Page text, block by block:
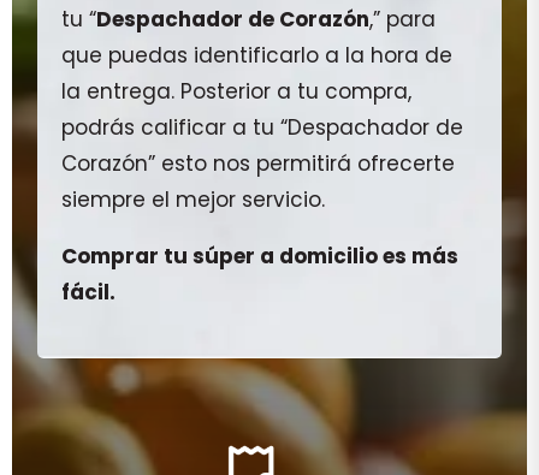
tu “Despachador de Corazón,” para
que puedas identificarlo a la hora de
la entrega. Posterior a tu compra,
podrás calificar a tu “Despachador de
Corazón” esto nos permitirá ofrecerte
siempre el mejor servicio.
Comprar tu súper a domicilio es más
fácil.